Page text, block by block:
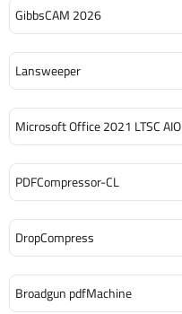
GibbsCAM 2026
Lansweeper
Microsoft Office 2021 LTSC AIO
PDFCompressor-CL
DropCompress
Broadgun pdfMachine